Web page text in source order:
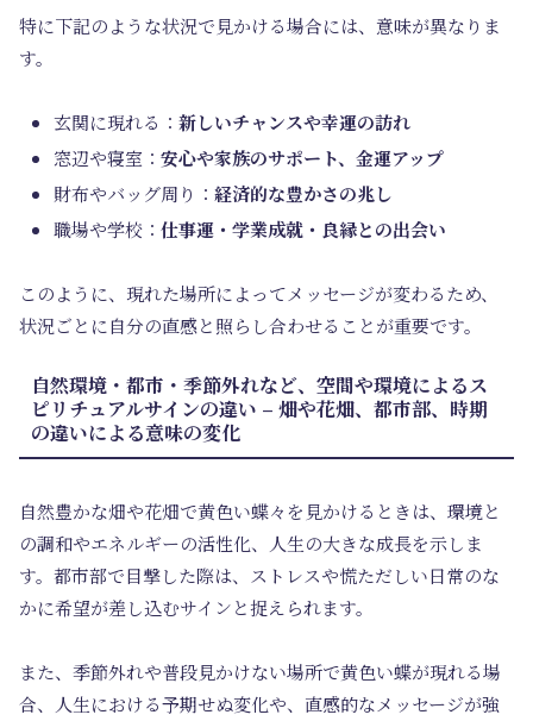
特に下記のような状況で見かける場合には、意味が異なりま
す。
玄関に現れる： 新しいチャンスや幸運の訪れ
窓辺や寝室： 安心や家族のサポート、金運アップ
財布やバッグ周り： 経済的な豊かさの兆し
職場や学校： 仕事運・学業成就・良縁との出会い
このように、現れた場所によってメッセージが変わるため、
状況ごとに自分の直感と照らし合わせることが重要です。
自然環境・都市・季節外れなど、空間や環境によるス
ピリチュアルサインの違い – 畑や花畑、都市部、時期
の違いによる意味の変化
自然豊かな畑や花畑で黄色い蝶々を見かけるときは、環境と
の調和やエネルギーの活性化、人生の大きな成長を示しま
す。都市部で目撃した際は、ストレスや慌ただしい日常のな
かに希望が差し込むサインと捉えられます。
また、季節外れや普段見かけない場所で黄色い蝶が現れる場
合、人生における予期せぬ変化や、直感的なメッセージが強